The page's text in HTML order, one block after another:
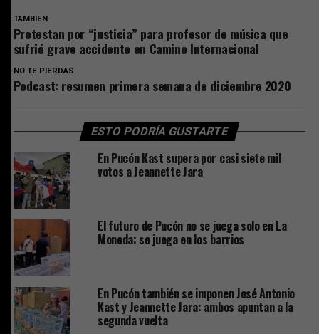
TAMBIEN
Protestan por “justicia” para profesor de música que
sufrió grave accidente en Camino Internacional
NO TE PIERDAS
Podcast: resumen primera semana de diciembre 2020
ESTO PODRÍA GUSTARTE
En Pucón Kast supera por casi siete mil
votos a Jeannette Jara
El futuro de Pucón no se juega solo en La
Moneda: se juega en los barrios
En Pucón también se imponen José Antonio
Kast y Jeannette Jara: ambos apuntan a la
segunda vuelta